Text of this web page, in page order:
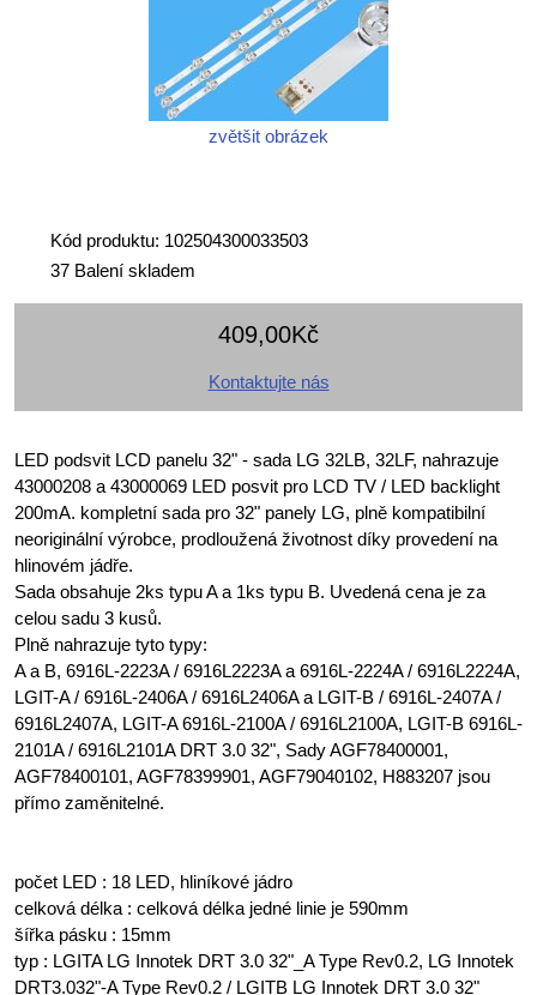
zvětšit obrázek
Kód produktu: 102504300033503
37 Balení skladem
409,00Kč
Kontaktujte nás
LED podsvit LCD panelu 32" - sada LG 32LB, 32LF, nahrazuje
43000208 a 43000069 LED posvit pro LCD TV / LED backlight
200mA. kompletní sada pro 32" panely LG, plně kompatibilní
neoriginální výrobce, prodloužená životnost díky provedení na
hlinovém jádře.
Sada obsahuje 2ks typu A a 1ks typu B. Uvedená cena je za
celou sadu 3 kusů.
Plně nahrazuje tyto typy:
A a B, 6916L-2223A / 6916L2223A a 6916L-2224A / 6916L2224A,
LGIT-A / 6916L-2406A / 6916L2406A a LGIT-B / 6916L-2407A /
6916L2407A, LGIT-A 6916L-2100A / 6916L2100A, LGIT-B 6916L-
2101A / 6916L2101A DRT 3.0 32", Sady AGF78400001,
AGF78400101, AGF78399901, AGF79040102, H883207 jsou
přímo zaměnitelné.
počet LED : 18 LED, hliníkové jádro
celková délka : celková délka jedné linie je 590mm
šířka pásku : 15mm
typ : LGITA LG Innotek DRT 3.0 32"_A Type Rev0.2, LG Innotek
DRT3.032"-A Type Rev0.2 / LGITB LG Innotek DRT 3.0 32"_